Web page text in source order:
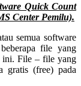
Quick Count
Center Pemilu).
semua software
file yang
ini. File – file yang
gratis (free) pada